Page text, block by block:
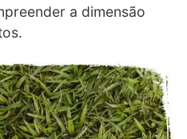
a dimensão